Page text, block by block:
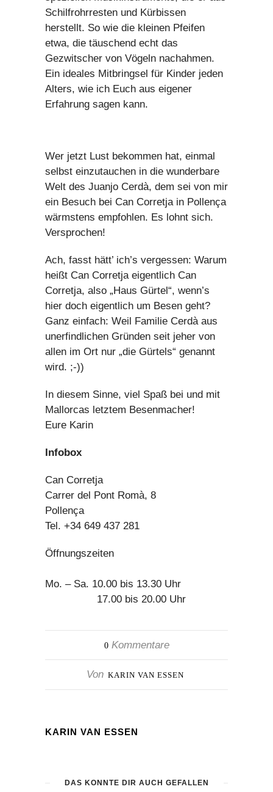
Schilfrohrresten und Kürbissen
herstellt. So wie die kleinen Pfeifen
etwa, die täuschend echt das
Gezwitscher von Vögeln nachahmen.
Ein ideales Mitbringsel für Kinder jeden
Alters, wie ich Euch aus eigener
Erfahrung sagen kann.
Wer jetzt Lust bekommen hat, einmal
selbst einzutauchen in die wunderbare
Welt des Juanjo Cerdà, dem sei von mir
ein Besuch bei Can Corretja in Pollença
wärmstens empfohlen. Es lohnt sich.
Versprochen!
Ach, fasst hätt’ ich’s vergessen: Warum
heißt Can Corretja eigentlich Can
Corretja, also „Haus Gürtel“, wenn’s
hier doch eigentlich um Besen geht?
Ganz einfach: Weil Familie Cerdà aus
unerfindlichen Gründen seit jeher von
allen im Ort nur „die Gürtels“ genannt
wird. ;-))
In diesem Sinne, viel Spaß bei und mit
Mallorcas letztem Besenmacher!
Eure Karin
Infobox
Can Corretja
Carrer del Pont Romà, 8
Pollença
Tel. +34 649 437 281
Öffnungszeiten
Mo. – Sa. 10.00 bis 13.30 Uhr
17.00 bis 20.00 Uhr
0Kommentare
Von KARIN VAN ESSEN
KARIN VAN ESSEN
DAS KÖNNTE DIR AUCH GEFALLEN